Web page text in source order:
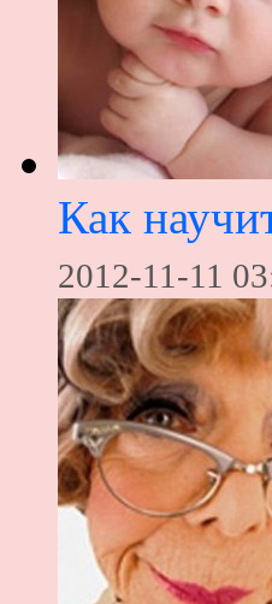
Как
2012-11-11